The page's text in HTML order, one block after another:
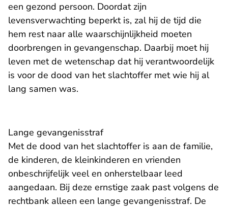
een gezond persoon. Doordat zijn
levensverwachting beperkt is, zal hij de tijd die
hem rest naar alle waarschijnlijkheid moeten
doorbrengen in gevangenschap. Daarbij moet hij
leven met de wetenschap dat hij verantwoordelijk
is voor de dood van het slachtoffer met wie hij al
lang samen was.
Lange gevangenisstraf
Met de dood van het slachtoffer is aan de familie,
de kinderen, de kleinkinderen en vrienden
onbeschrijfelijk veel en onherstelbaar leed
aangedaan. Bij deze ernstige zaak past volgens de
rechtbank alleen een lange gevangenisstraf. De